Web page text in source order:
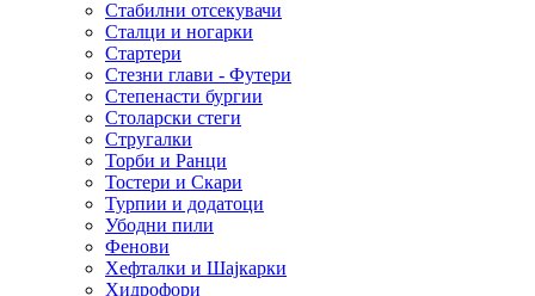
Стабилни отсекувачи
Сталци и ногарки
Стартери
Стезни глави - Футери
Степенасти бургии
Столарски стеги
Стругалки
Торби и Ранци
Тостери и Скари
Турпии и додатоци
Убодни пили
Фенови
Хефталки и Шајкарки
Хидрофори